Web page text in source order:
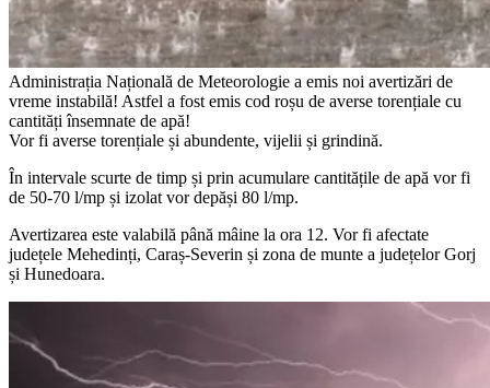
Administrația Națională de Meteorologie a emis noi avertizări de
vreme instabilă! Astfel a fost emis cod roșu de averse torențiale cu
cantități însemnate de apă!
Vor fi averse torențiale și abundente, vijelii și grindină.
În intervale scurte de timp și prin acumulare cantitățile de apă vor fi
de 50-70 l/mp și izolat vor depăși 80 l/mp.
Avertizarea este valabilă până mâine la ora 12. Vor fi afectate
județele Mehedinți, Caraș-Severin și zona de munte a județelor Gorj
și Hunedoara.